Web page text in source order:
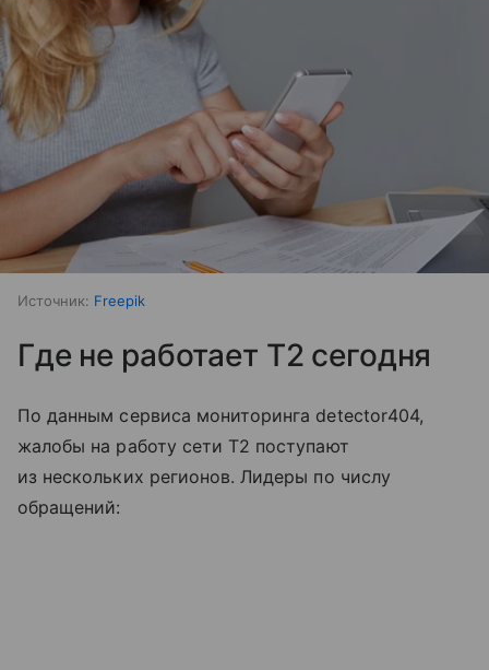
Источник: Freepik
Где не работает T2 сегодня
По данным сервиса мониторинга detector404,
жалобы на работу сети T2 поступают
из нескольких регионов. Лидеры по числу
обращений: